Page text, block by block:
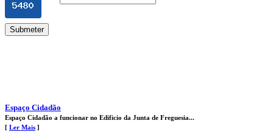
Submeter
Espaço Cidadão
Espaço Cidadão a funcionar no Edificio da Junta de Freguesia...
[ Ler Mais ]